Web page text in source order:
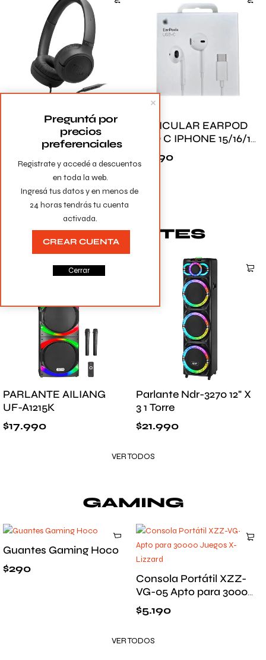
AURICULAR EARPOD
TIPO C IPHONE 15/16/17
PREMIUM
AURICULAR TIPO C
SAM AKG PREMIUM
1.390
VER TODOS
PARLANTES
PARLANTE AILIANG
UF-A1215K
$17.990
Parlante Ndr-3270 12" X
3 1 Torre
$21.990
VER TODOS
GAMING
Guantes Gaming Hoco
$290
Consola Portátil XZZ-
VG-05 Apto para 30000
Juegos X-Lizzard
$5.190
VER TODOS
Registrate y accedé a descuentos
en toda la web.
Ingresá tus datos y en menos de
24 horas tendrás tu cuenta
activada.
Preguntá por
precios
preferenciales
CREAR CUENTA
Cerrar